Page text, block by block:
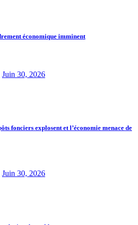
économique imminent
Juin 30, 2026
fonciers explosent et l’économie menace de
Juin 30, 2026